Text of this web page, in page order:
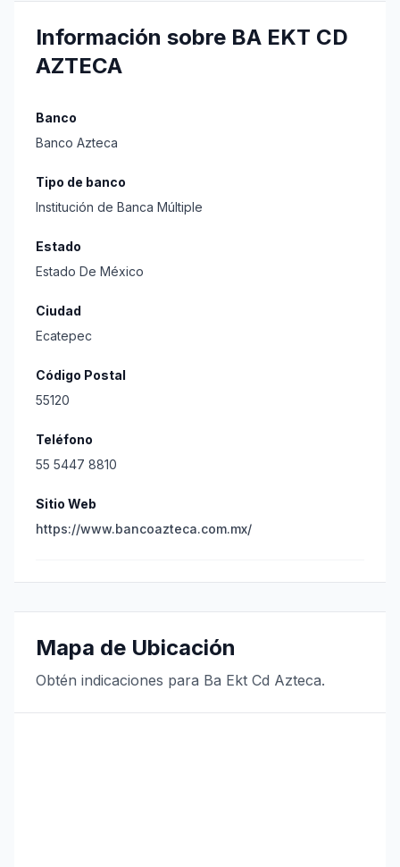
Información sobre BA EKT CD
AZTECA
Banco
Banco Azteca
Tipo de banco
Institución de Banca Múltiple
Estado
Estado De México
Ciudad
Ecatepec
Código Postal
55120
Teléfono
55 5447 8810
Sitio Web
https://www.bancoazteca.com.mx/
Mapa de Ubicación
Obtén indicaciones para Ba Ekt Cd Azteca.